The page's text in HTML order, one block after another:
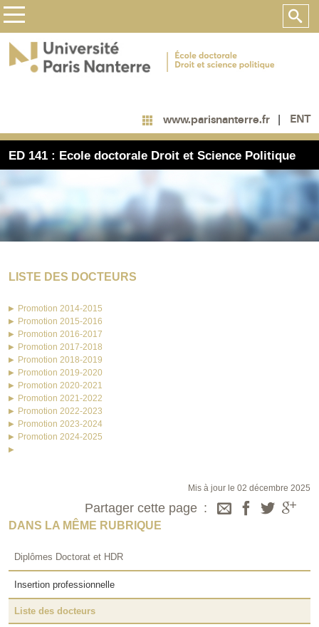
www.parisnanterre.fr ENT
ED 141 : Ecole doctorale Droit et Science Politique
LISTE DES DOCTEURS
Promotion 2014-2015
Promotion 2015-2016
Promotion 2016-2017
Promotion 2017-2018
Promotion 2018-2019
Promotion 2019-2020
Promotion 2020-2021
Promotion 2021-2022
Promotion 2022-2023
Promotion 2023-2024
Promotion 2024-2025
Mis à jour le 02 décembre 2025
Partager cette page
DANS LA MÊME RUBRIQUE
Diplômes Doctorat et HDR
Insertion professionnelle
Liste des docteurs